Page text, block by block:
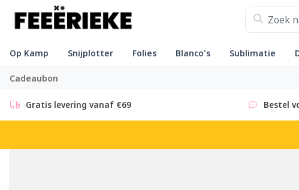
Op Kamp Snijplotter Folies Blanco's Sublimatie
Cadeaubon
Gratis levering vanaf €69 Bestel